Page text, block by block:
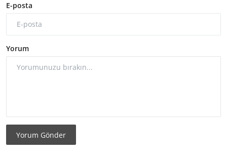
E-posta
Yorum
Yorum Gönder